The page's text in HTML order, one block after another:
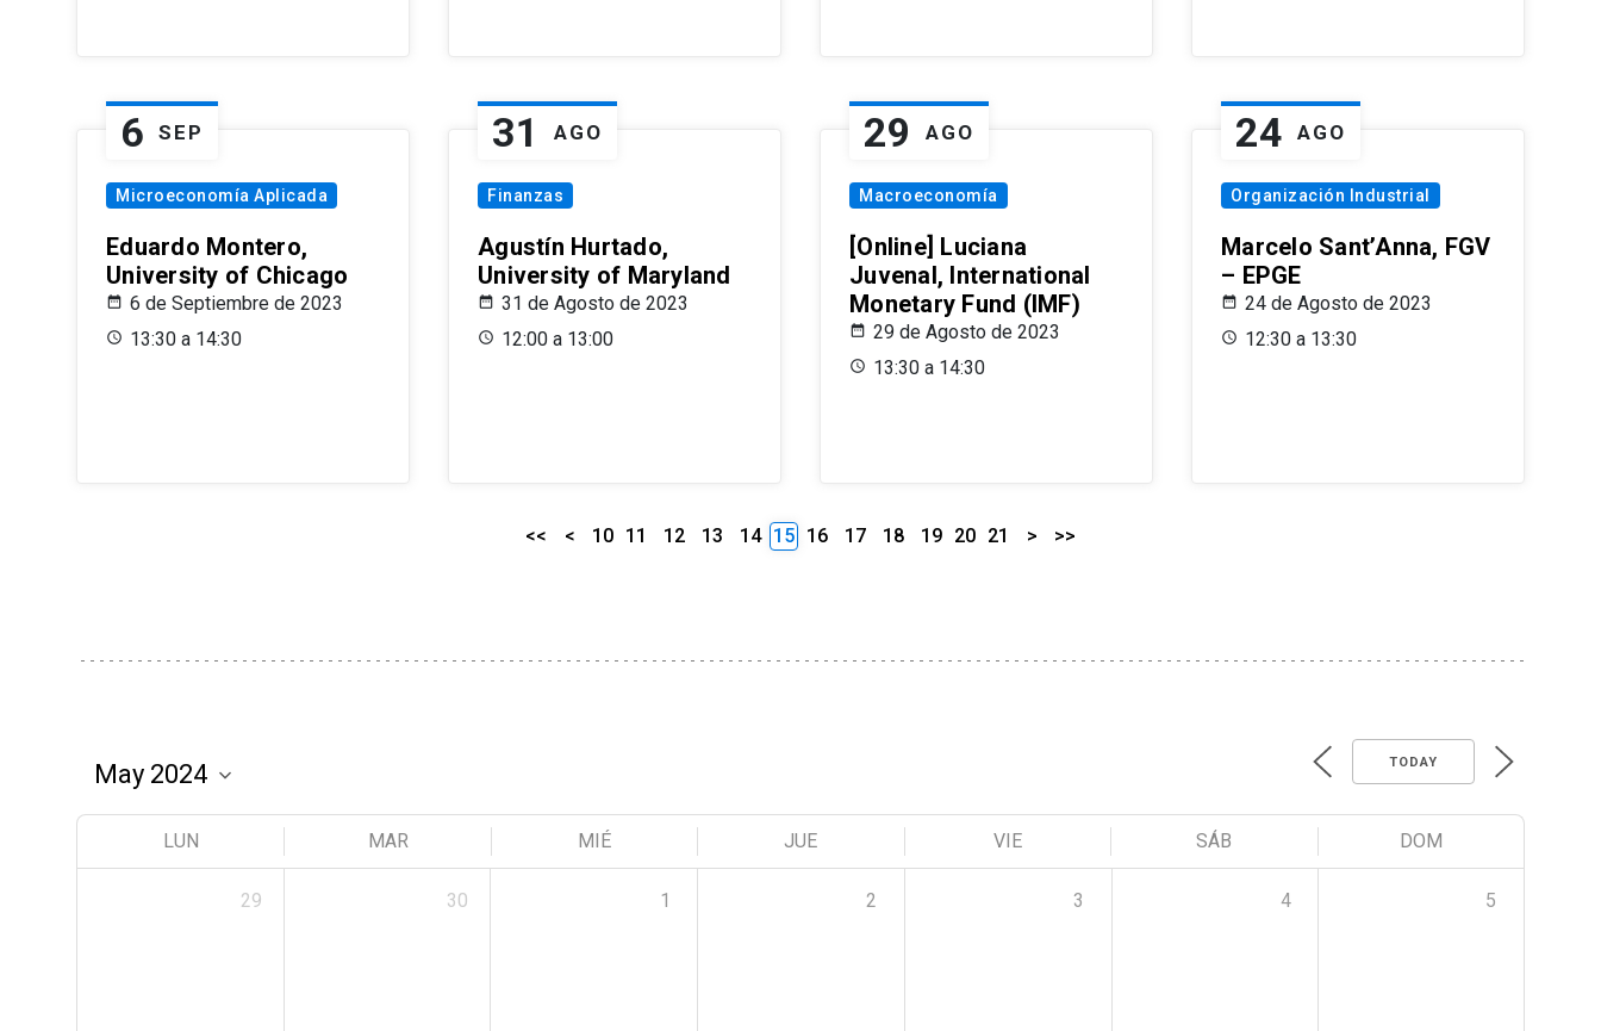
6 SEP
Microeconomía Aplicada
Eduardo Montero,
University of Chicago
6 de Septiembre de 2023
13:30 a 14:30
31 AGO
Finanzas
Agustín Hurtado,
University of Maryland
31 de Agosto de 2023
12:00 a 13:00
29 AGO
Macroeconomía
[Online] Luciana
Juvenal, International
Monetary Fund (IMF)
29 de Agosto de 2023
13:30 a 14:30
24 AGO
Organización Industrial
Marcelo Sant’Anna, FGV
– EPGE
24 de Agosto de 2023
12:30 a 13:30
<< < 10 11 12 13 14 15 16 17 18 19 20 21 > >>
TODAY
LUN MAR MIÉ JUE VIE SÁB DOM
29 30 1 2 3 4 5